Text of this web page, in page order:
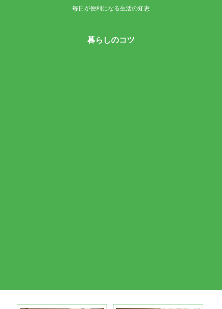
毎日が便利になる生活の知恵
暮らしのコツ